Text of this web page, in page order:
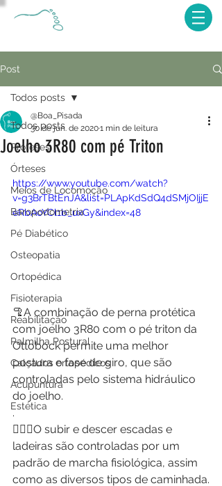
Post
Todos posts
Próteses
Órteses
Meios de Locomoção
Baropodometria
Pé Diabético
Osteopatia
Ortopédica
Fisioterapia
Reabilitação
Palmilha Postural
Calçados ortopédicos
Acupuntura
Estética
Todos posts
Joelho 3R80 com pé Triton
@Boa_Pisada
30 de jun. de 20201 min de leitura
https://www.youtube.com/watch?
v=g3BrTBtEnJA&list=PLApKdSdQ4dSMjOIjjE
eRbAoYCl1b_uxGy&index=48
🦿A combinação de perna protética
com joelho 3R80 com o pé triton da
Ottobock permite uma melhor
postura e fase de giro, que são
controladas pelo sistema hidráulico
do joelho.
.
🚶🏻‍♀️O subir e descer escadas e
ladeiras são controladas por um
padrão de marcha fisiológica, assim
como as diversos tipos de caminhada.